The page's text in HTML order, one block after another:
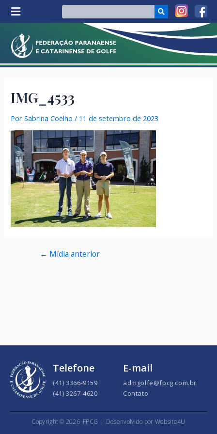
IMG_4533
PorSabrina Coelho / 11 de setembro de 2023
← Mídia anterior
Telefone
(41) 3366-9159
(41) 3267-4620
E-mail
admgolfe@fpcg.com.br
Contato
Copyright © 2026 FPCG | Desenvolvido por Website4U